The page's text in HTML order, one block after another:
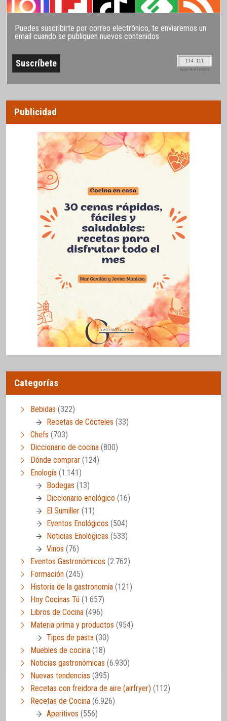
Puedes suscribirte por correo electrónico, te enviaremos un
email cuando se publiquen nuevos contenidos
114.111
SUSCRIPTORES
Publicidad
Categorías
Bebidas (322)
Recetas de Cócteles (33)
Chefs (703)
Diccionario de cocina (800)
Dónde comprar (124)
Enología (1.141)
Bodegas (13)
Diccionario enológico (16)
El Sumiller (11)
Eventos Enológicos (504)
Noticias Enológicas (533)
Vinos (76)
Eventos Gastronómicos (2.762)
Formación (245)
Historia de la gastronomía (121)
Hoy Cocinas Tú (1.657)
Libros de Cocina (496)
Materia prima y productos (954)
Tipos de pasta (30)
Muebles de cocina (18)
Noticias gastronómicas (6.930)
Nuevas tendencias (395)
Recetas con freidora de aire (airfryer) (112)
Recetas de Cocina (6.926)
Aperitivos (556)